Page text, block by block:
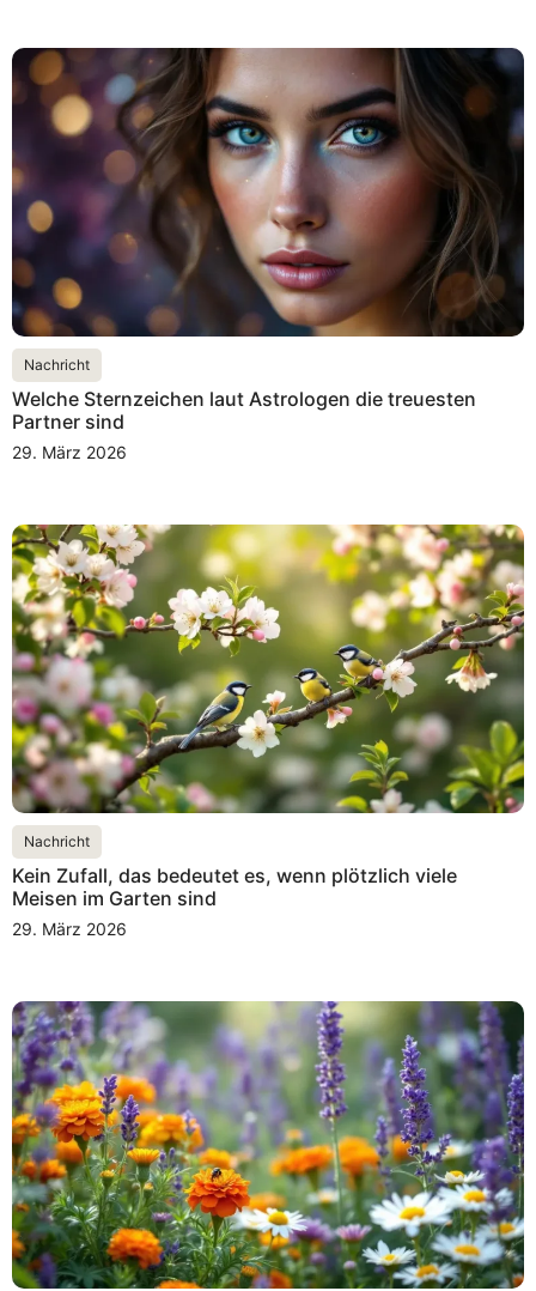
Nachricht
Welche Sternzeichen laut Astrologen die treuesten
Partner sind
29. März 2026
Nachricht
Kein Zufall, das bedeutet es, wenn plötzlich viele
Meisen im Garten sind
29. März 2026